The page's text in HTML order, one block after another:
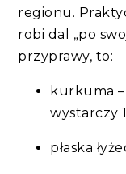
regionu.
robi dal „po
przyprawy, to:
kurkuma
wystarczy
płaska